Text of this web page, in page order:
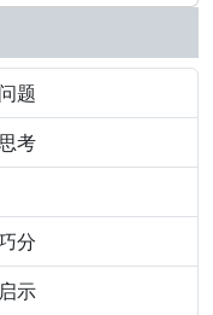
题
考
分
示